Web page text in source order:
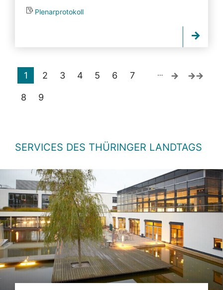
Plenarprotokoll
1 2 3 4 5 6 7
8 9
…
SERVICES DES THÜRINGER LANDTAGS